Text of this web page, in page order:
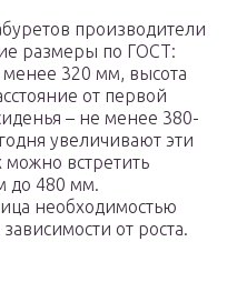
производители
размеры по ГОСТ:
320 мм, высота
от первой
– не менее 380-
увеличивают эти
можно встретить
до 480 мм.
необходимостью
от роста.